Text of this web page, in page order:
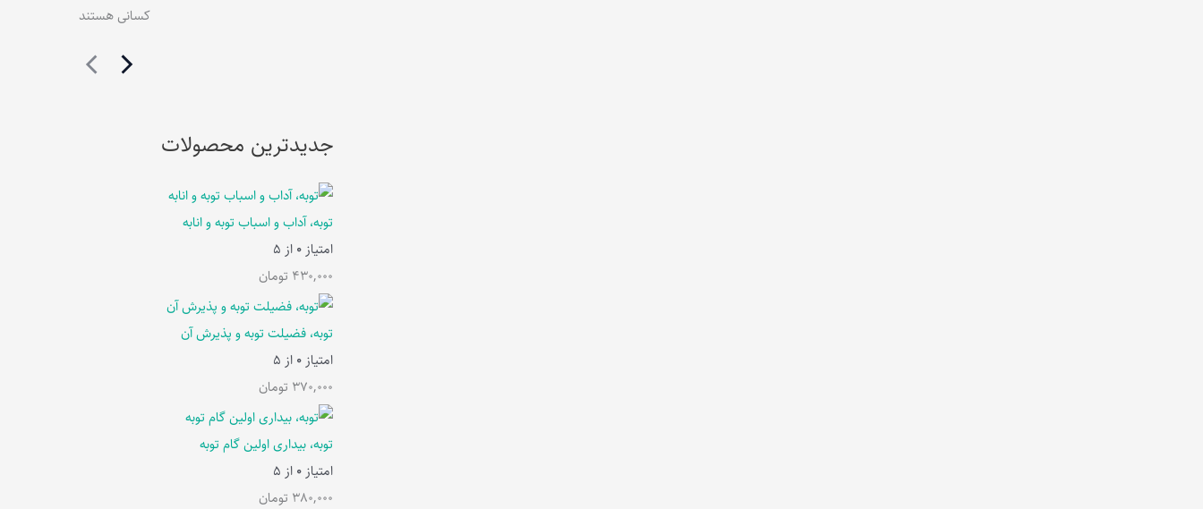
کسانی هستند
جدیدترین محصولات
توبه، آداب و اسباب توبه و انابه
امتیاز 0 از 5
430,000 تومان
توبه، فضیلت توبه و پذیرش آن
امتیاز 0 از 5
370,000 تومان
توبه، بیداری اولین گام توبه
امتیاز 0 از 5
380,000 تومان